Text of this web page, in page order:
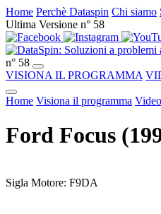
Home Perchè Dataspin Chi siamo
Ultima Versione n° 58
n° 58
VISIONA IL PROGRAMMA
Home Visiona il programma
Ford Focus
Sigla Motore: F9DA